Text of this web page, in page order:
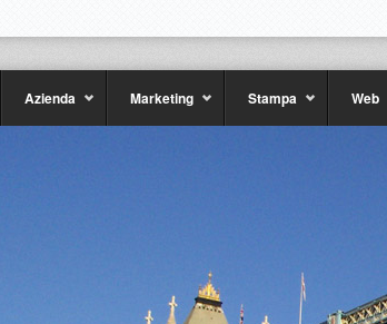
Azienda Marketing Stampa Web